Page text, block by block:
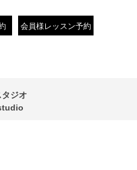
会員様レッスン予約
タジオ